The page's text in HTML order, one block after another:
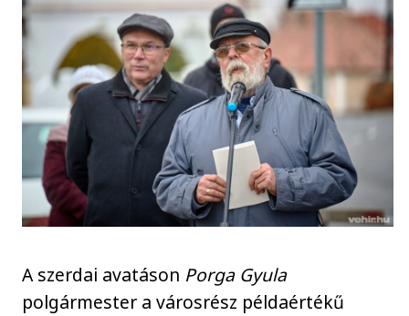
A szerdai avatáson Porga Gyula
polgármester a városrész példaértékű